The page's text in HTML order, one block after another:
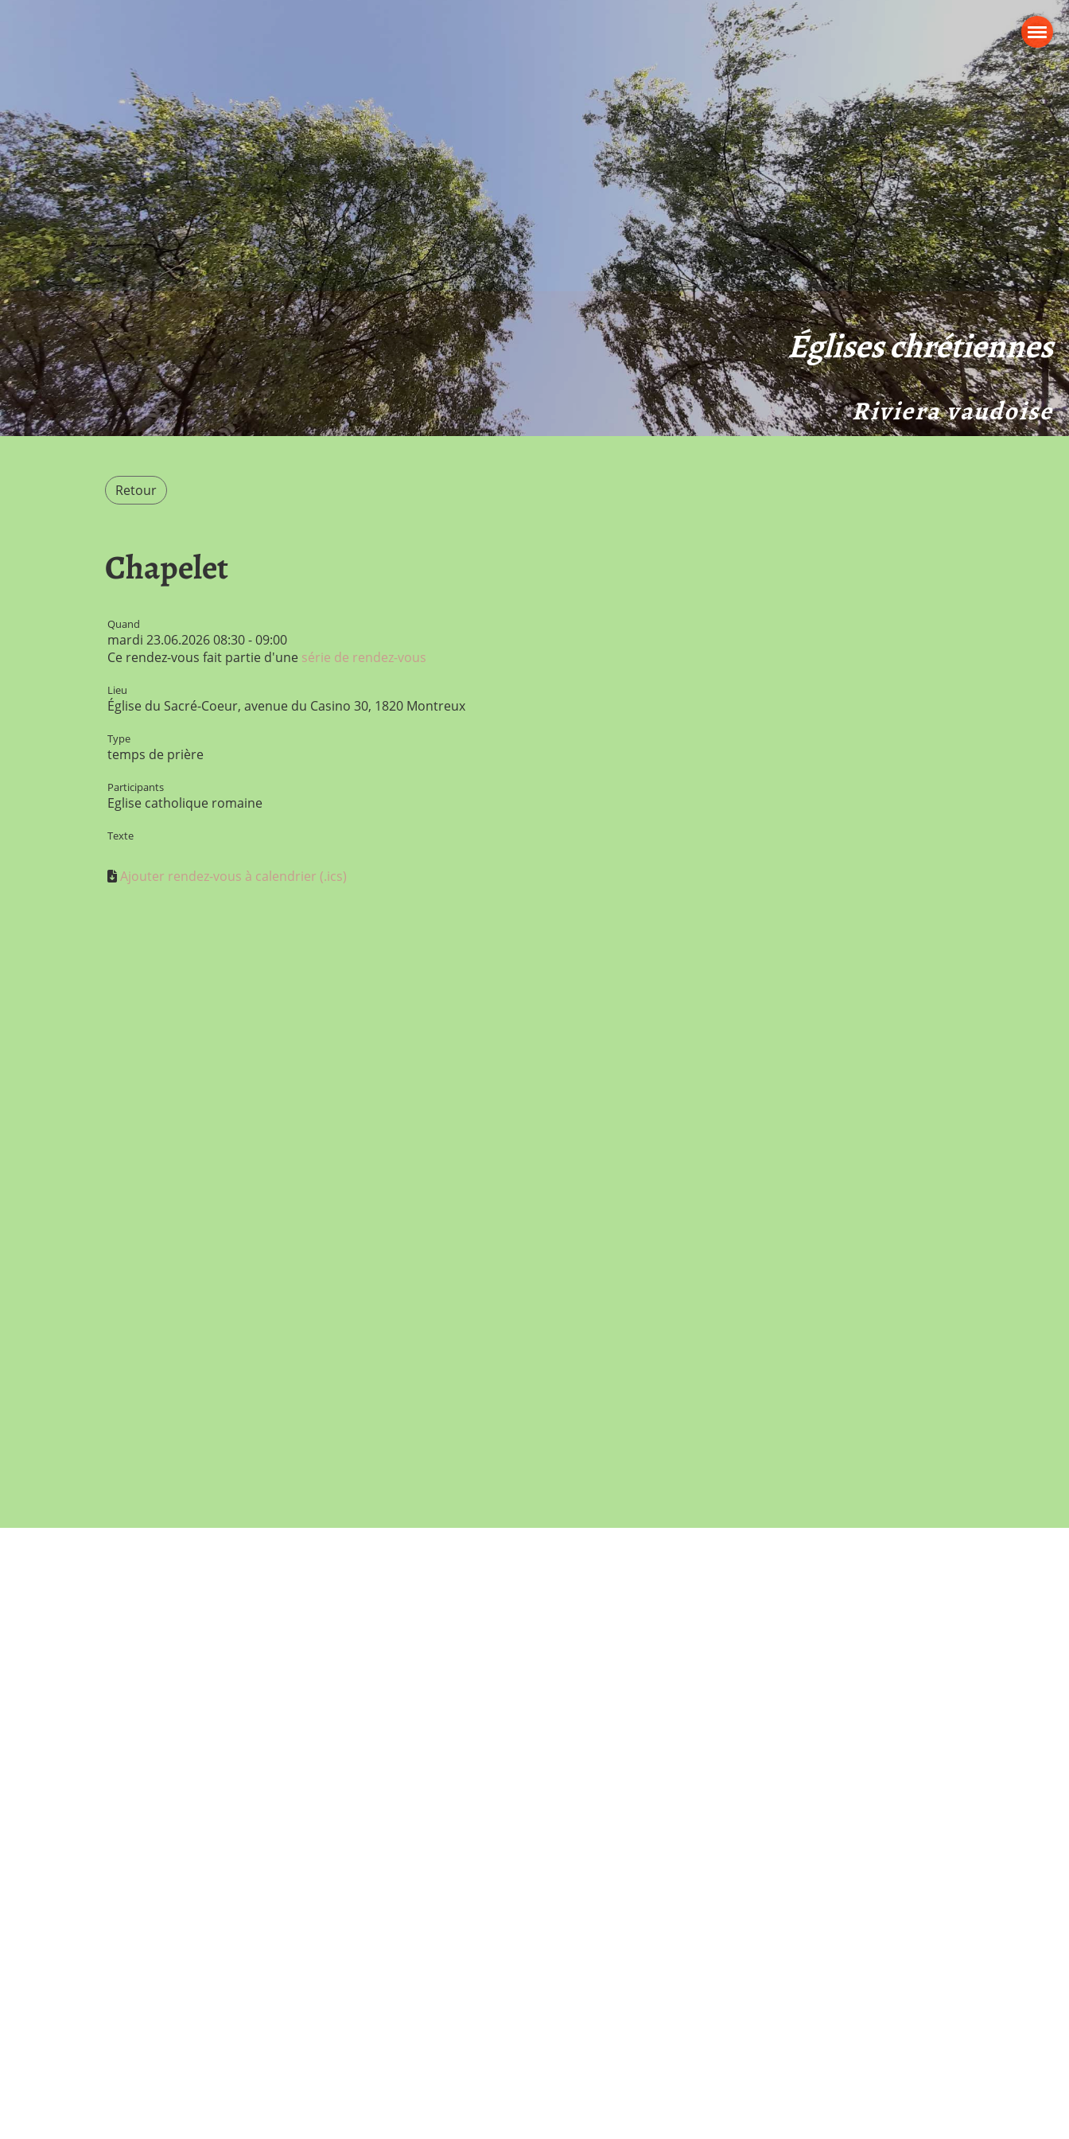
Églises chrétiennes
Riviera vaudoise
Retour
Chapelet
Quand
mardi 23.06.2026 08:30 - 09:00
Ce rendez-vous fait partie d'une série de rendez-vous
Lieu
Église du Sacré-Coeur, avenue du Casino 30, 1820 Montreux
Type
temps de prière
Participants
Eglise catholique romaine
Texte
Ajouter rendez-vous à calendrier (.ics)